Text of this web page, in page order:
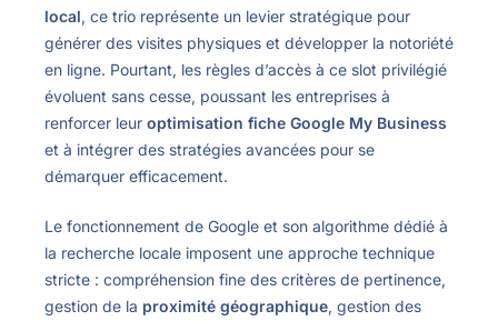
local, ce trio représente un levier stratégique pour
générer des visites physiques et développer la notoriété
en ligne. Pourtant, les règles d’accès à ce slot privilégié
évoluent sans cesse, poussant les entreprises à
renforcer leur optimisation fiche Google My Business
et à intégrer des stratégies avancées pour se
démarquer efficacement.
Le fonctionnement de Google et son algorithme dédié à
la recherche locale imposent une approche technique
stricte : compréhension fine des critères de pertinence,
gestion de la proximité géographique, gestion des